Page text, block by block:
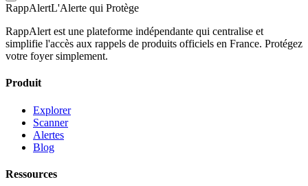
RappAlertL'Alerte qui Protège
RappAlert est une plateforme indépendante qui centralise et
simplifie l'accès aux rappels de produits officiels en France. Protégez
votre foyer simplement.
Produit
Explorer
Scanner
Alertes
Blog
Ressources